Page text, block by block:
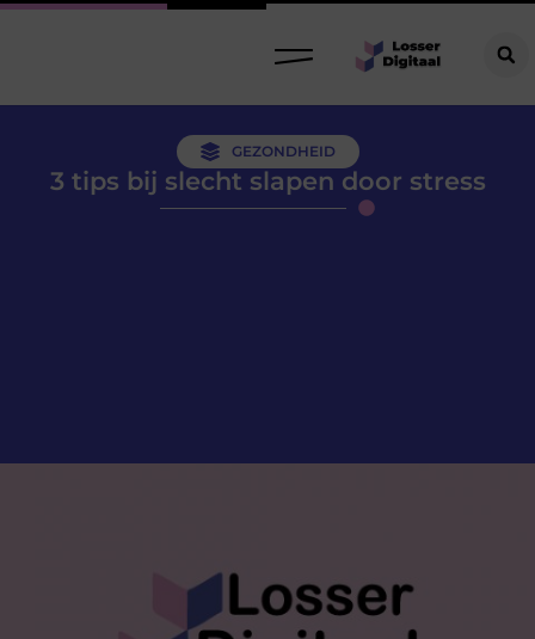
GEZONDHEID
3 tips bij slecht slapen door stress